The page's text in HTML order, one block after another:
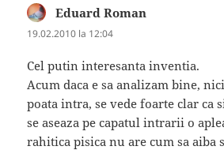
Eduard Roman
19.02.2010 la 12:04
Cel putin interesanta inventia.
Acum daca e sa analizam bine,
poata intra, se vede foarte clar ca
se aseaza pe capatul intrarii o
rahitica pisica nu are cum sa aiba